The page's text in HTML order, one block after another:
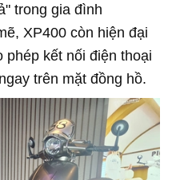
trong gia đình
XP400 còn hiện đại
phép kết nối điện thoại
trên mặt đồng hồ.